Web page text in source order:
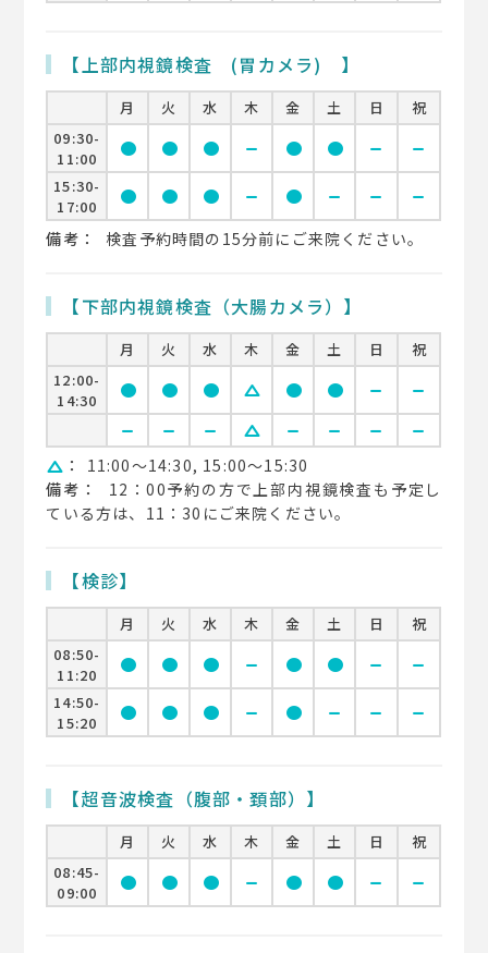
【上部内視鏡検査 (胃カメラ) 】
月 火 水 木 金 土 日
祝
09:30-
11:00
circle circle circle remove circle circle remove remove
15:30-
17:00
circle circle circle remove circle remove remove remove
備考： 検査予約時間の15分前にご来院ください。
【下部内視鏡検査（大腸カメラ）】
月 火 水 木 金 土 日
祝
12:00-
14:30
circle circle circle change_history circle circle remove
remove
remove
remove remove change_history remove remove remove
remove
change_history ：
11:00〜14:30, 15:00〜15:30
備考：
12：00予約の方で上部内視鏡検査も予定し
ている方は、11：30にご来院ください。
【検診】
月 火 水 木 金 土 日
祝
08:50-
11:20
circle circle circle remove circle circle remove remove
14:50-
15:20
circle circle circle remove circle remove remove remove
【超音波検査（腹部・頚部）】
月 火 水 木 金 土 日
祝
08:45-
09:00
circle circle circle remove circle circle remove remove